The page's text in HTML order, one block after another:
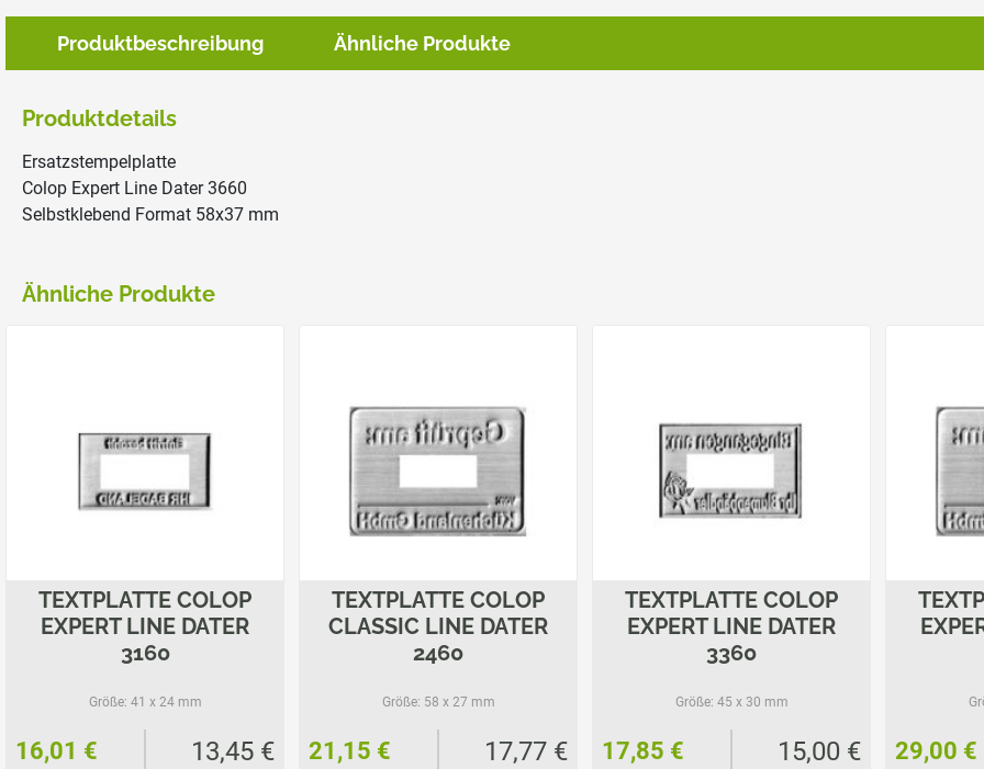
Produktbeschreibung Ähnliche Produkte
Produktdetails
Ersatzstempelplatte
Colop Expert Line Dater 3660
Selbstklebend Format 58x37 mm
Ähnliche Produkte
TEXTPLATTE COLOP
EXPERT LINE DATER
3160
Größe: 41 x 24 mm
16,01 € 13,45 €
TEXTPLATTE COLOP
CLASSIC LINE DATER
2460
Größe: 58 x 27 mm
21,15 € 17,77 €
TEXTPLATTE COLOP
EXPERT LINE DATER
3360
Größe: 45 x 30 mm
17,85 € 15,00 € 29,00 €